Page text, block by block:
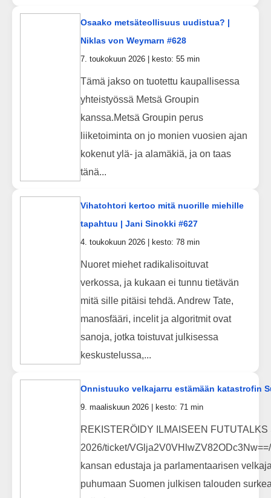
Osaako metsäteollisuus uudistua? |
Niklas von Weymarn #628
7. toukokuun 2026 | kesto: 55 min
Tämä jakso on tuotettu kaupallisessa
yhteistyössä Metsä Groupin
kanssa.Metsä Groupin perus
liiketoiminta on jo monien vuosien ajan
kokenut ylä- ja alamäkiä, ja on taas
tänä...
Vihatohtori kertoo mitä nuorille miehille
tapahtuu | Jani Sinokki #627
4. toukokuun 2026 | kesto: 78 min
Nuoret miehet radikalisoituvat
verkossa, ja kukaan ei tunnu tietävän
mitä sille pitäisi tehdä. Andrew Tate,
manosfääri, incelit ja algoritmit ovat
sanoja, jotka toistuvat julkisessa
keskustelussa,...
Onnistuuko velkajarru estämään katastrofin
9. maaliskuun 2026 | kesto: 71 min
REKISTERÖIDY ILMAISEEN
2026/ticket/
kansan edustaja ja parlamentaarisen
puhumaan Suomen julkisen talouden